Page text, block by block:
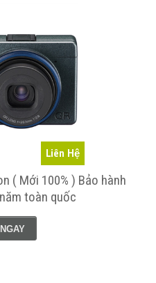
Liên Hệ
( Mới 100% ) Bảo hành
toàn quốc